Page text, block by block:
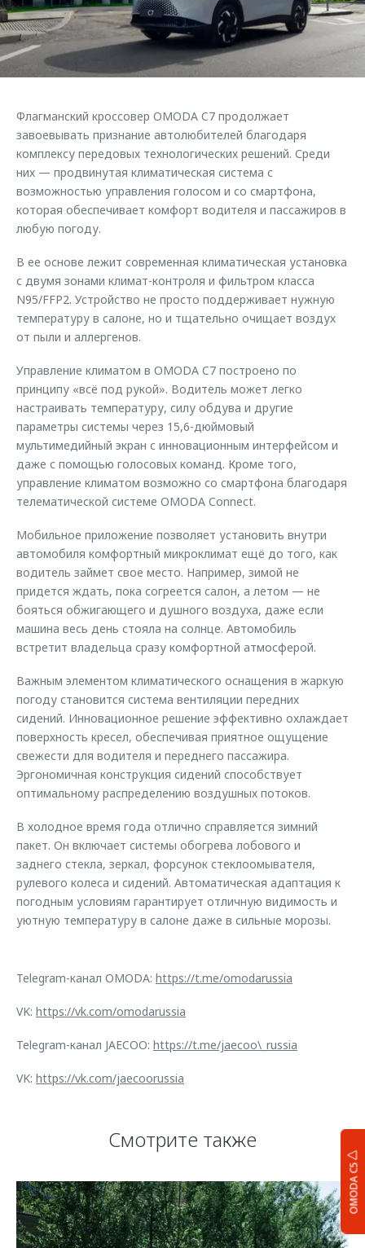
Страхование
Кредитный калькулятор
Аксессуары
Оригинальные аксессуары
Запчасти
Трейд-ин
Калькулятор трейд-ин
Клиентская поддержка
O&J Автоклуб
Клуб владельцев OMODA
Аксессуары
Одежда и сувениры
Оригинальные аксессуары
Запчасти
Обратная связь
OMODA C5
Флагманский кроссовер OMODA C7 продолжает
завоевывать признание автолюбителей благодаря
комплексу передовых технологических решений. Среди
них — продвинутая климатическая система с
возможностью управления голосом и со смартфона,
которая обеспечивает комфорт водителя и пассажиров в
любую погоду.
В ее основе лежит современная климатическая установка
с двумя зонами климат-контроля и фильтром класса
N95/FFP2. Устройство не просто поддерживает нужную
температуру в салоне, но и тщательно очищает воздух
от пыли и аллергенов.
Управление климатом в OMODA C7 построено по
принципу «всё под рукой». Водитель может легко
настраивать температуру, силу обдува и другие
параметры системы через 15,6-дюймовый
мультимедийный экран с инновационным интерфейсом и
даже с помощью голосовых команд. Кроме того,
управление климатом возможно со смартфона благодаря
телематической системе OMODA Connect.
Мобильное приложение позволяет установить внутри
автомобиля комфортный микроклимат ещё до того, как
водитель займет свое место. Например, зимой не
придется ждать, пока согреется салон, а летом — не
бояться обжигающего и душного воздуха, даже если
машина весь день стояла на солнце. Автомобиль
встретит владельца сразу комфортной атмосферой.
Важным элементом климатического оснащения в жаркую
погоду становится система вентиляции передних
сидений. Инновационное решение эффективно охлаждает
поверхность кресел, обеспечивая приятное ощущение
свежести для водителя и переднего пассажира.
Эргономичная конструкция сидений способствует
оптимальному распределению воздушных потоков.
В холодное время года отлично справляется зимний
пакет. Он включает системы обогрева лобового и
заднего стекла, зеркал, форсунок стеклоомывателя,
рулевого колеса и сидений. Автоматическая адаптация к
погодным условиям гарантирует отличную видимость и
уютную температуру в салоне даже в сильные морозы.
Telegram-канал OMODA: https://t.me/omodarussia
VK: https://vk.com/omodarussia
Telegram-канал JAECOO: https://t.me/jaecoo\_russia
VK: https://vk.com/jaecoorussia
Смотрите также